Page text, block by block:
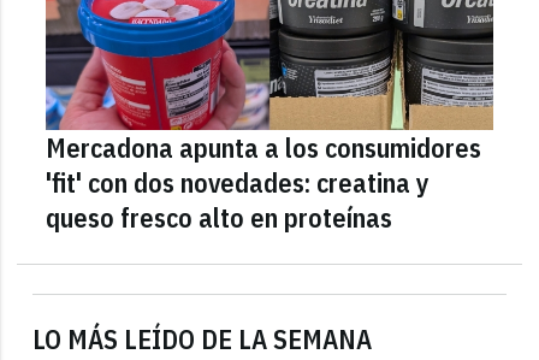
LO MÁS LEÍDO DE LA SEMANA
Mercadona apunta a los consumidores
'fit' con dos novedades: creatina y
queso fresco alto en proteínas